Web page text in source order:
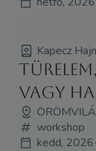
Kapecz
vagy
workshop
kedd,